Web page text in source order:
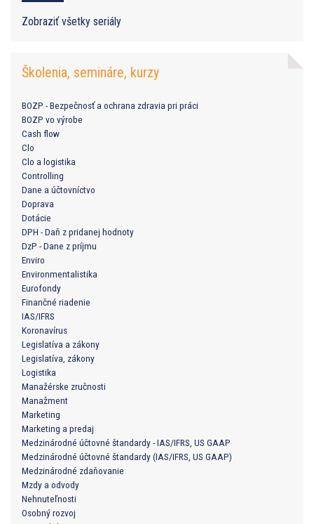
Zobraziť všetky seriály
Školenia, semináre, kurzy
BOZP - Bezpečnosť a ochrana zdravia pri práci
BOZP vo výrobe
Cash flow
Clo
Clo a logistika
Controlling
Dane a účtovníctvo
Doprava
Dotácie
DPH - Daň z pridanej hodnoty
DzP - Dane z príjmu
Enviro
Environmentalistika
Eurofondy
Finančné riadenie
IAS/IFRS
Koronavírus
Legislatíva a zákony
Legislatíva, zákony
Logistika
Manažérske zručnosti
Manažment
Marketing
Marketing a predaj
Medzinárodné účtovné štandardy - IAS/IFRS, US GAAP
Medzinárodné účtovné štandardy (IAS/IFRS, US GAAP)
Medzinárodné zdaňovanie
Mzdy a odvody
Nehnuteľnosti
Osobný rozvoj